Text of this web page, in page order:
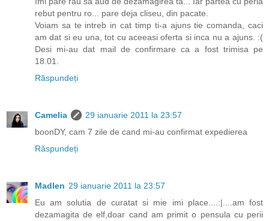
rebut pentru ro... pare deja cliseu, din pacate.
Voiam sa te intreb in cat timp ti-a ajuns tie comanda, caci
am dat si eu una, tot cu aceeasi oferta si inca nu a ajuns. :(
Desi mi-au dat mail de confirmare ca a fost trimisa pe
18.01.
Răspundeți
Camelia
29 ianuarie 2011 la 23:57
boonDY, cam 7 zile de cand mi-au confirmat expedierea
Răspundeți
Madlen 29 ianuarie 2011 la 23:57
Eu am solutia de curatat si mie imi place....:|....am fost
dezamagita de elf,doar cand am primit o pensula cu perii